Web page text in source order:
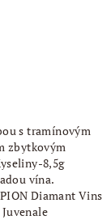
s tramínovým
zbytkovým
8,5g
vína.
Diamant Vins